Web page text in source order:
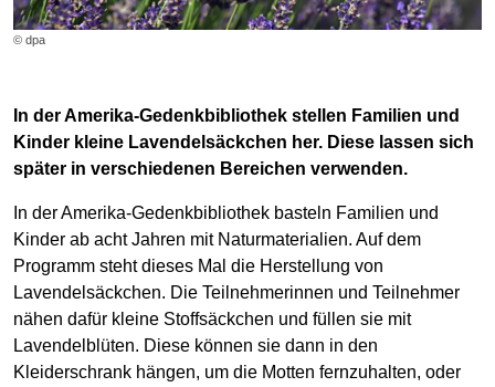
© dpa
In der Amerika-Gedenkbibliothek stellen Familien und
Kinder kleine Lavendelsäckchen her. Diese lassen sich
später in verschiedenen Bereichen verwenden.
In der Amerika-Gedenkbibliothek basteln Familien und
Kinder ab acht Jahren mit Naturmaterialien. Auf dem
Programm steht dieses Mal die Herstellung von
Lavendelsäckchen. Die Teilnehmerinnen und Teilnehmer
nähen dafür kleine Stoffsäckchen und füllen sie mit
Lavendelblüten. Diese können sie dann in den
Kleiderschrank hängen, um die Motten fernzuhalten, oder